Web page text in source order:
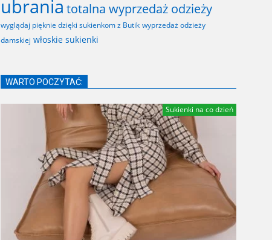
ubrania totalna wyprzedaż odzieży
wyglądaj pięknie dzięki sukienkom z Butik wyprzedaż odzieży
damskiej włoskie sukienki
WARTO POCZYTAĆ:
Sukienki na co dzień